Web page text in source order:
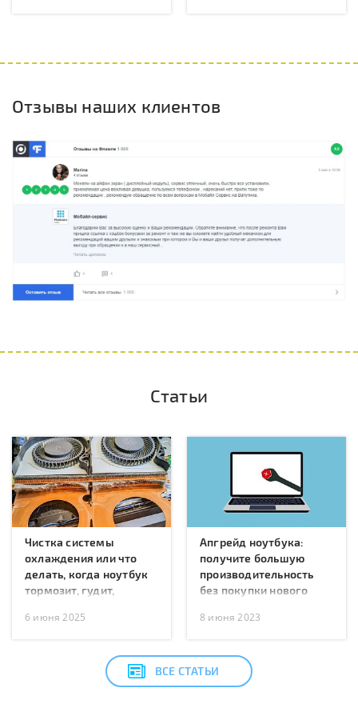
Отзывы наших клиентов
Статьи
Чистка системы
охлаждения или что
делать, когда ноутбук
тормозит, гудит,
перезагружается?
6 июня 2025
Апгрейд ноутбука:
получите большую
производительность
без покупки нового
8 июня 2023
ВСЕ СТАТЬИ